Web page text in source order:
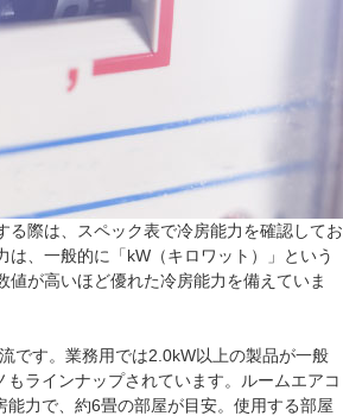
る際は、スペック表で冷房能力を確認してお
は、一般的に「kW（キロワット）」という
値が高いほど優れた冷房能力を備えていま
です。業務用では2.0kW以上の製品が一般
もラインナップされています。ルームエアコ
能力で、約6畳の部屋が目安。使用する部屋